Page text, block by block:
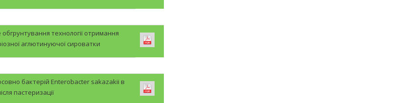
технології отримання
аглютинуючої сироватки
бактерій Enterobacter sakazakii в
пастеризації